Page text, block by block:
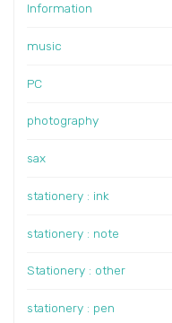
Information
music
PC
photography
sax
stationery : ink
stationery : note
Stationery : other
stationery : pen